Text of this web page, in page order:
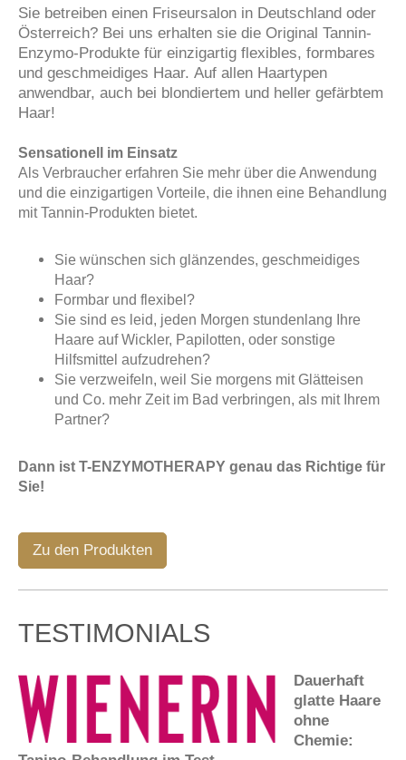
Sie betreiben einen Friseursalon in Deutschland oder
Österreich? Bei uns erhalten sie die Original Tannin-
Enzymo-Produkte für einzigartig flexibles, formbares
und geschmeidiges Haar. Auf allen Haartypen
anwendbar, auch bei blondiertem und heller gefärbtem
Haar!
Sensationell im Einsatz
Als Verbraucher erfahren Sie mehr über die Anwendung
und die einzigartigen Vorteile, die ihnen eine Behandlung
mit Tannin-Produkten bietet.
Sie wünschen sich glänzendes, geschmeidiges
Haar?
Formbar und flexibel?
Sie sind es leid, jeden Morgen stundenlang Ihre
Haare auf Wickler, Papilotten, oder sonstige
Hilfsmittel aufzudrehen?
Sie verzweifeln, weil Sie morgens mit Glätteisen
und Co. mehr Zeit im Bad verbringen, als mit Ihrem
Partner?
Dann ist T-ENZYMOTHERAPY genau das Richtige für
Sie!
Zu den Produkten
TESTIMONIALS
Dauerhaft
glatte Haare
ohne
Chemie: